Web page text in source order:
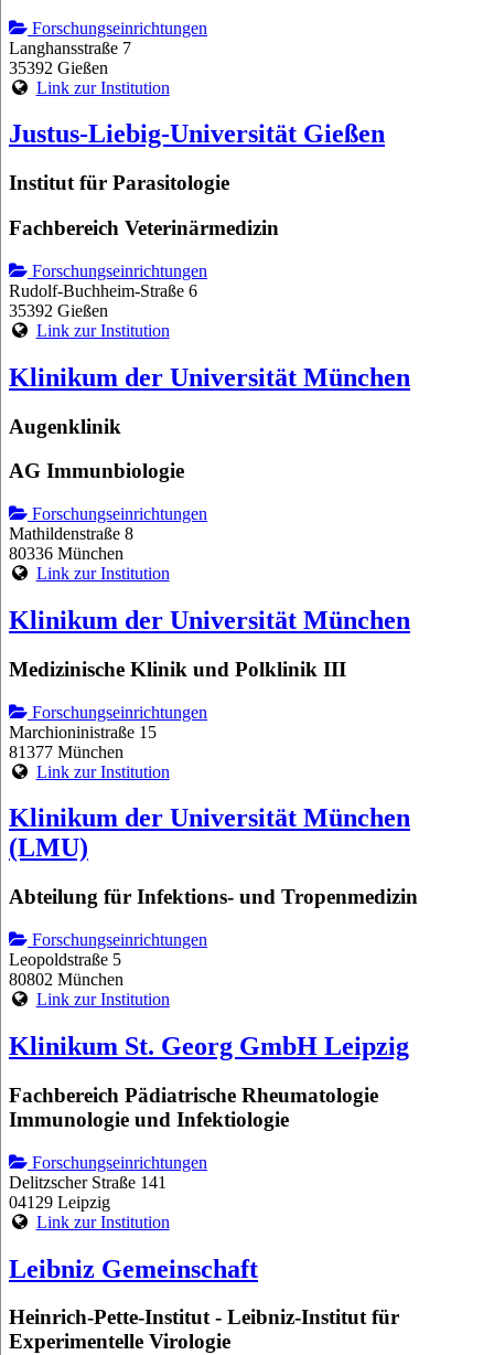
Forschungseinrichtungen
Langhansstraße 7
35392 Gießen
Link zur Institution
Justus-Liebig-Universität Gießen
Institut für Parasitologie
Fachbereich Veterinärmedizin
Forschungseinrichtungen
Rudolf-Buchheim-Straße 6
35392 Gießen
Link zur Institution
Klinikum der Universität München
Augenklinik
AG Immunbiologie
Forschungseinrichtungen
Mathildenstraße 8
80336 München
Link zur Institution
Klinikum der Universität München
Medizinische Klinik und Polklinik III
Forschungseinrichtungen
Marchioninistraße 15
81377 München
Link zur Institution
Klinikum der Universität München
(LMU)
Abteilung für Infektions- und Tropenmedizin
Forschungseinrichtungen
Leopoldstraße 5
80802 München
Link zur Institution
Klinikum St. Georg GmbH Leipzig
Fachbereich Pädiatrische Rheumatologie
Immunologie und Infektiologie
Forschungseinrichtungen
Delitzscher Straße 141
04129 Leipzig
Link zur Institution
Leibniz Gemeinschaft
Heinrich-Pette-Institut - Leibniz-Institut für
Experimentelle Virologie